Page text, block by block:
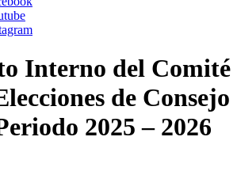
Interno del Comité
de Consejo
2025 – 2026